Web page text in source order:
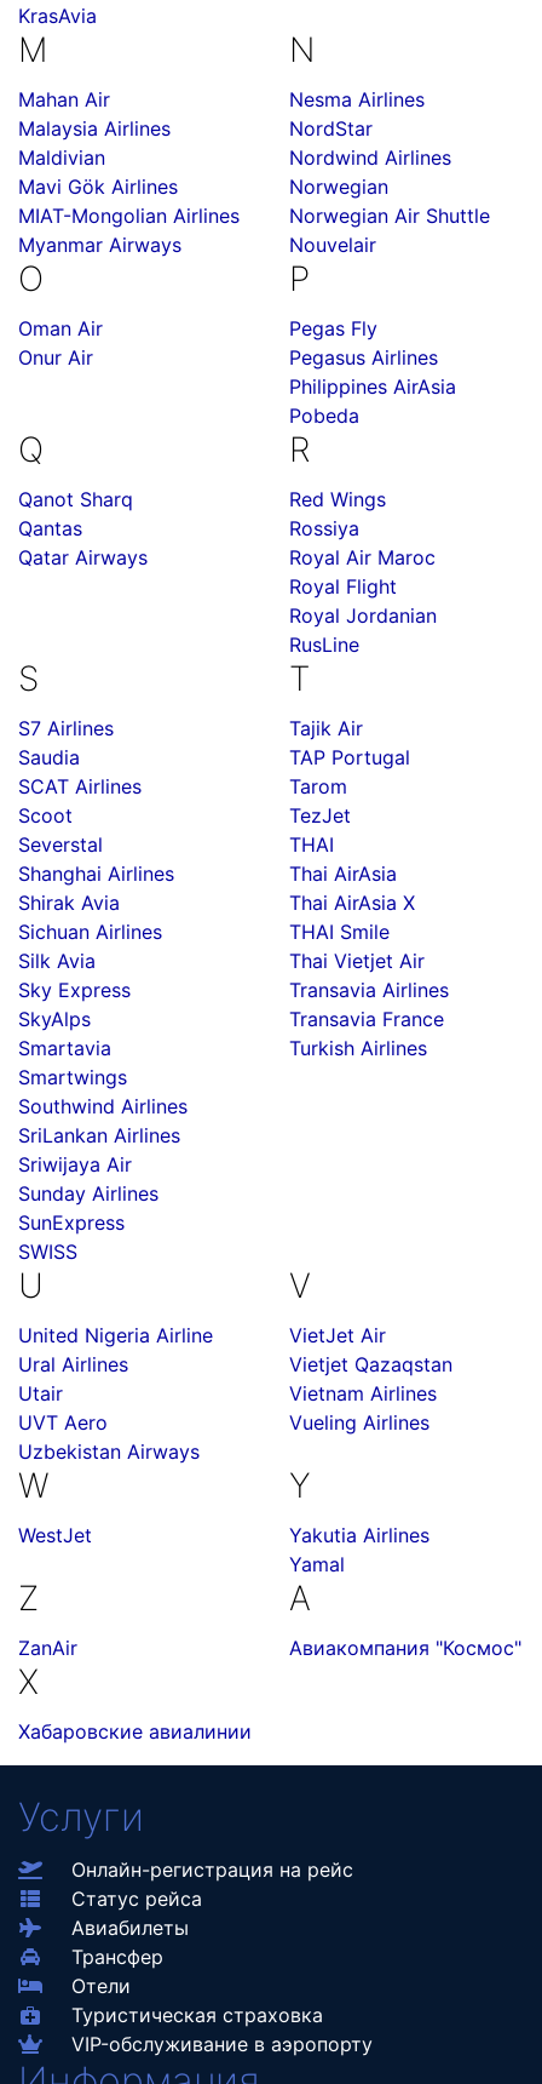
KrasAvia
M
Mahan Air
Malaysia Airlines
Maldivian
Mavi Gök Airlines
MIAT-Mongolian Airlines
Myanmar Airways
N
Nesma Airlines
NordStar
Nordwind Airlines
Norwegian
Norwegian Air Shuttle
Nouvelair
O
Oman Air
Onur Air
P
Pegas Fly
Pegasus Airlines
Philippines AirAsia
Pobeda
Q
Qanot Sharq
Qantas
Qatar Airways
R
Red Wings
Rossiya
Royal Air Maroc
Royal Flight
Royal Jordanian
RusLine
S
S7 Airlines
Saudia
SCAT Airlines
Scoot
Severstal
Shanghai Airlines
Shirak Avia
Sichuan Airlines
Silk Avia
Sky Express
SkyAlps
Smartavia
Smartwings
Southwind Airlines
SriLankan Airlines
Sriwijaya Air
Sunday Airlines
SunExpress
SWISS
T
Tajik Air
TAP Portugal
Tarom
TezJet
THAI
Thai AirAsia
Thai AirAsia X
THAI Smile
Thai Vietjet Air
Transavia Airlines
Transavia France
Turkish Airlines
U
United Nigeria Airline
Ural Airlines
Utair
UVT Aero
Uzbekistan Airways
V
VietJet Air
Vietjet Qazaqstan
Vietnam Airlines
Vueling Airlines
W
WestJet
Y
Yakutia Airlines
Yamal
Z
ZanAir
А
Авиакомпания "Космос"
Х
Хабаровские авиалинии
Услуги
Онлайн-регистрация на рейс
Статус рейса
Авиабилеты
Трансфер
Отели
Туристическая страховка
VIP-обслуживание в аэропорту